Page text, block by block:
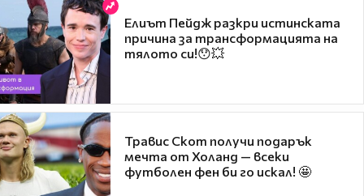
Елиът Пейдж разкри истинската
причина за трансформацията на
тялото си!😯💥
Травис Скот получи подарък
мечта от Холанд — всеки
футболен фен би го искал! 🤩